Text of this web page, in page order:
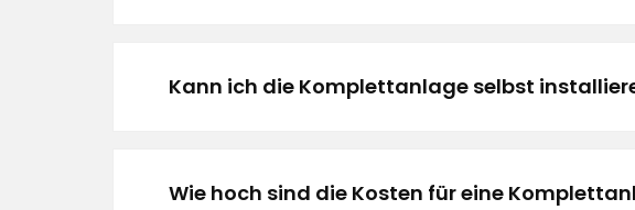
Kann ich die Komplettanlage selbst
Wie hoch sind die Kosten für eine